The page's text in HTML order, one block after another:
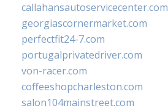
callahansautoservicecenter.com
georgiascornermarket.com
perfectfit24-7.com
portugalprivatedriver.com
von-racer.com
coffeeshopcharleston.com
salon104mainstreet.com